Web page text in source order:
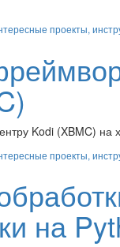
проекты,
Kodi (XBMC) на
проекты,
на